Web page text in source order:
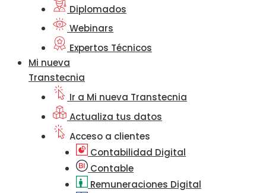
Diplomados
Webinars
Expertos Técnicos
Mi nueva
Transtecnia
Ir a Mi nueva Transtecnia
Actualiza tus datos
Acceso a clientes
Contabilidad Digital
Contable
Remuneraciones Digital